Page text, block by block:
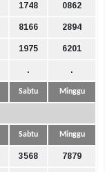
1748 0862
8166 2894
1975 6201
. .
Sabtu Minggu
Sabtu Minggu
3568 7879